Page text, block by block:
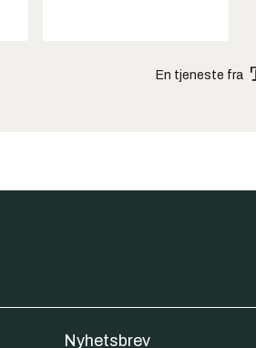
En tjeneste fra
Nyhetsbrev